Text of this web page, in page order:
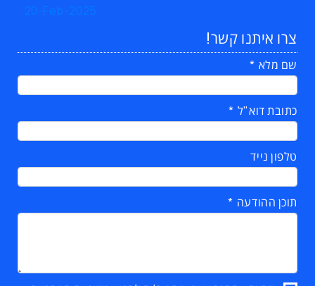
צרו איתנו קשר!
שם מלא
כתובת דוא"ל
טלפון נייד
תוכן ההודעה